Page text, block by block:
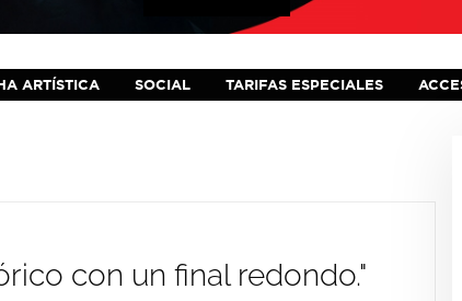
ARTÍSTICA SOCIAL TARIFAS ESPECIALES
con un final redondo."